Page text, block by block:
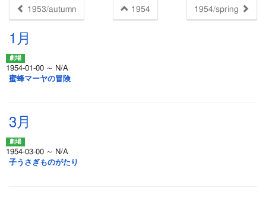
1953/autumn 1954 1954/spring
1月
1954-01-00 ～ N/A
蜜蜂マーヤの冒険
3月
1954-03-00 ～ N/A
子うさぎものがたり